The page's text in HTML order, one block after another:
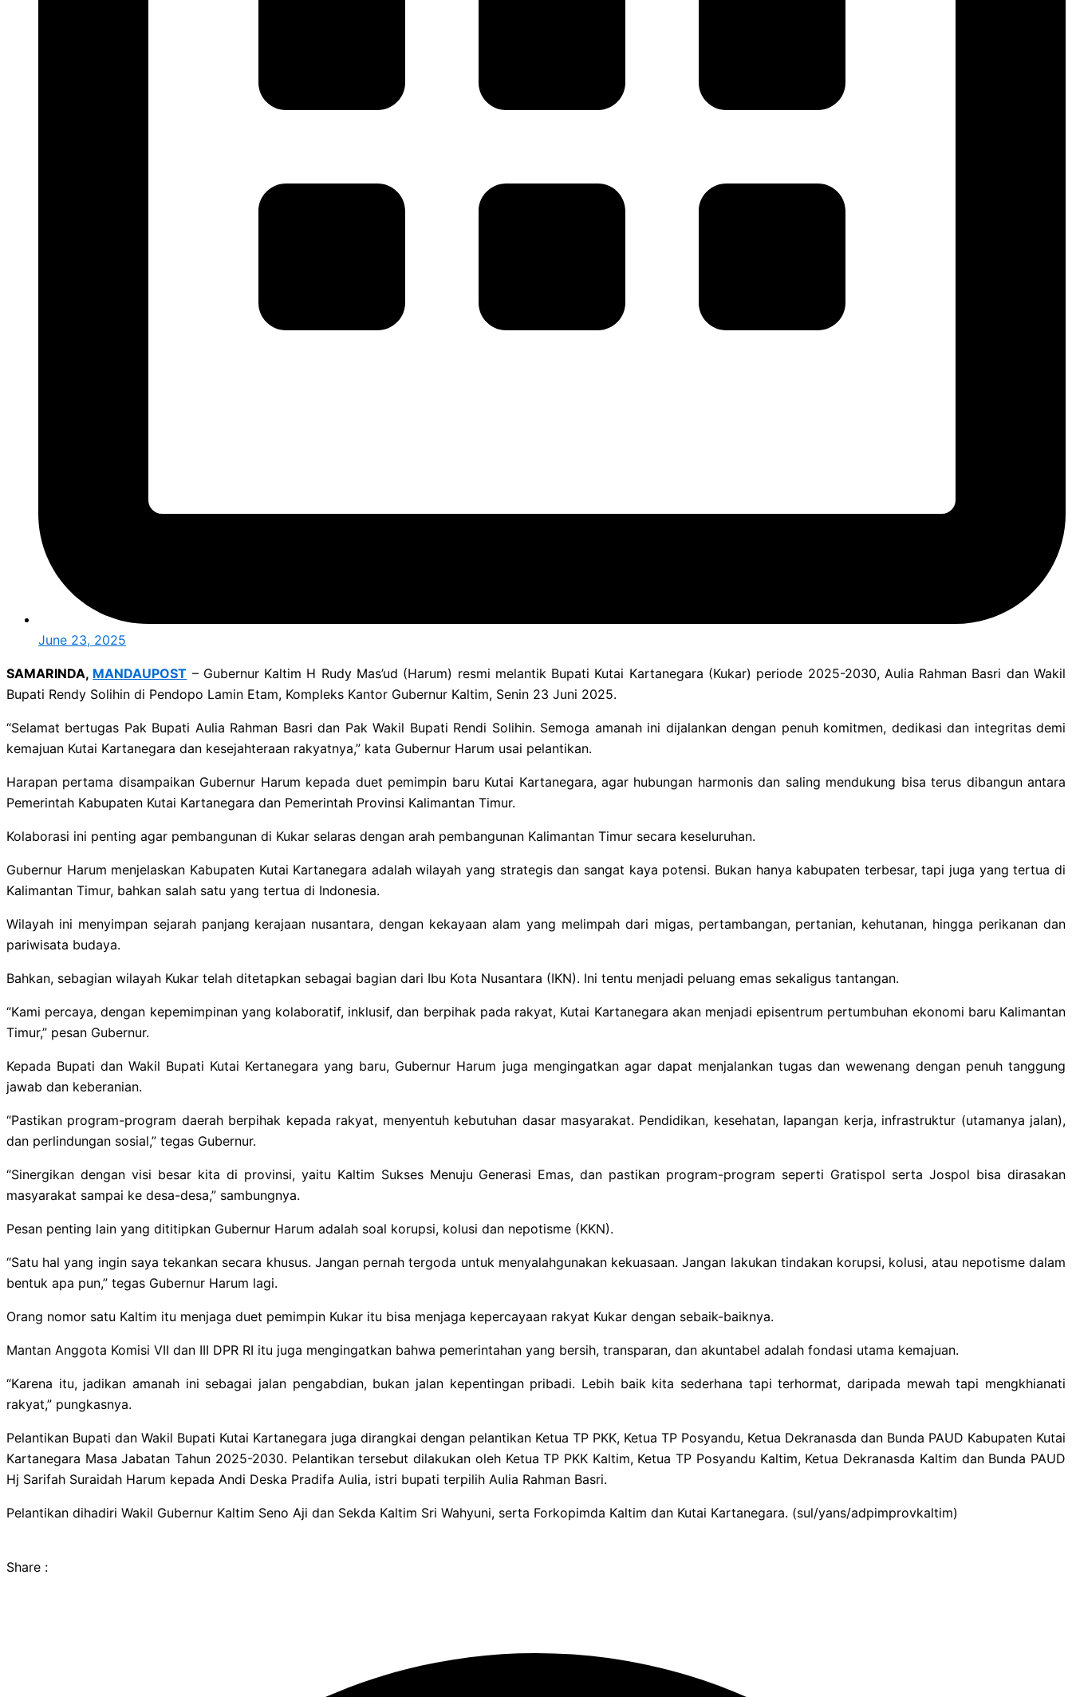
June 23, 2025
SAMARINDA, MANDAUPOST – Gubernur Kaltim H Rudy Mas’ud (Harum) resmi melantik Bupati Kutai Kartanegara (Kukar) periode 2025-2030, Aulia Rahman Basri dan Wakil
Bupati Rendy Solihin di Pendopo Lamin Etam, Kompleks Kantor Gubernur Kaltim, Senin 23 Juni 2025.
“Selamat bertugas Pak Bupati Aulia Rahman Basri dan Pak Wakil Bupati Rendi Solihin. Semoga amanah ini dijalankan dengan penuh komitmen, dedikasi dan integritas demi
kemajuan Kutai Kartanegara dan kesejahteraan rakyatnya,” kata Gubernur Harum usai pelantikan.
Harapan pertama disampaikan Gubernur Harum kepada duet pemimpin baru Kutai Kartanegara, agar hubungan harmonis dan saling mendukung bisa terus dibangun antara
Pemerintah Kabupaten Kutai Kartanegara dan Pemerintah Provinsi Kalimantan Timur.
Kolaborasi ini penting agar pembangunan di Kukar selaras dengan arah pembangunan Kalimantan Timur secara keseluruhan.
Gubernur Harum menjelaskan Kabupaten Kutai Kartanegara adalah wilayah yang strategis dan sangat kaya potensi. Bukan hanya kabupaten terbesar, tapi juga yang tertua di
Kalimantan Timur, bahkan salah satu yang tertua di Indonesia.
Wilayah ini menyimpan sejarah panjang kerajaan nusantara, dengan kekayaan alam yang melimpah dari migas, pertambangan, pertanian, kehutanan, hingga perikanan dan
pariwisata budaya.
Bahkan, sebagian wilayah Kukar telah ditetapkan sebagai bagian dari Ibu Kota Nusantara (IKN). Ini tentu menjadi peluang emas sekaligus tantangan.
“Kami percaya, dengan kepemimpinan yang kolaboratif, inklusif, dan berpihak pada rakyat, Kutai Kartanegara akan menjadi episentrum pertumbuhan ekonomi baru Kalimantan
Timur,” pesan Gubernur.
Kepada Bupati dan Wakil Bupati Kutai Kertanegara yang baru, Gubernur Harum juga mengingatkan agar dapat menjalankan tugas dan wewenang dengan penuh tanggung
jawab dan keberanian.
“Pastikan program-program daerah berpihak kepada rakyat, menyentuh kebutuhan dasar masyarakat. Pendidikan, kesehatan, lapangan kerja, infrastruktur (utamanya jalan),
dan perlindungan sosial,” tegas Gubernur.
“Sinergikan dengan visi besar kita di provinsi, yaitu Kaltim Sukses Menuju Generasi Emas, dan pastikan program-program seperti Gratispol serta Jospol bisa dirasakan
masyarakat sampai ke desa-desa,” sambungnya.
Pesan penting lain yang dititipkan Gubernur Harum adalah soal korupsi, kolusi dan nepotisme (KKN).
“Satu hal yang ingin saya tekankan secara khusus. Jangan pernah tergoda untuk menyalahgunakan kekuasaan. Jangan lakukan tindakan korupsi, kolusi, atau nepotisme dalam
bentuk apa pun,” tegas Gubernur Harum lagi.
Orang nomor satu Kaltim itu menjaga duet pemimpin Kukar itu bisa menjaga kepercayaan rakyat Kukar dengan sebaik-baiknya.
Mantan Anggota Komisi VII dan III DPR RI itu juga mengingatkan bahwa pemerintahan yang bersih, transparan, dan akuntabel adalah fondasi utama kemajuan.
“Karena itu, jadikan amanah ini sebagai jalan pengabdian, bukan jalan kepentingan pribadi. Lebih baik kita sederhana tapi terhormat, daripada mewah tapi mengkhianati
rakyat,” pungkasnya.
Pelantikan Bupati dan Wakil Bupati Kutai Kartanegara juga dirangkai dengan pelantikan Ketua TP PKK, Ketua TP Posyandu, Ketua Dekranasda dan Bunda PAUD Kabupaten Kutai
Kartanegara Masa Jabatan Tahun 2025-2030. Pelantikan tersebut dilakukan oleh Ketua TP PKK Kaltim, Ketua TP Posyandu Kaltim, Ketua Dekranasda Kaltim dan Bunda PAUD
Hj Sarifah Suraidah Harum kepada Andi Deska Pradifa Aulia, istri bupati terpilih Aulia Rahman Basri.
Pelantikan dihadiri Wakil Gubernur Kaltim Seno Aji dan Sekda Kaltim Sri Wahyuni, serta Forkopimda Kaltim dan Kutai Kartanegara. (sul/yans/adpimprovkaltim)
Share :